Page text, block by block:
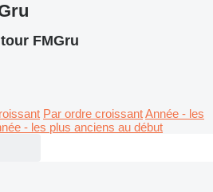
FMGru
Par ordre croissantAnnée - les
- les plus anciens au début